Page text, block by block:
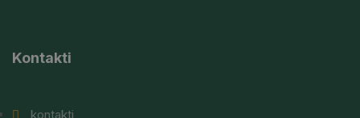
Kontakti
kontakti